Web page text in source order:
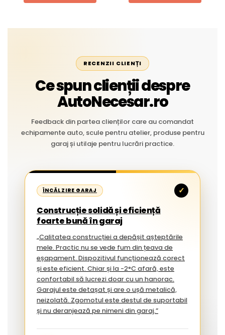
RECENZII CLIENȚI
Ce spun clienții despre
AutoNecesar.ro
Feedback din partea clienților care au comandat
echipamente auto, scule pentru atelier, produse pentru
garaj și utilaje pentru lucrări practice.
ÎNCĂLZIRE GARAJ ✓
Construcție solidă și eficiență
foarte bună în garaj
„Calitatea construcției a depășit așteptările
mele. Practic nu se vede fum din țeava de
eșapament. Dispozitivul funcționează corect
și este eficient. Chiar și la -2°C afară, este
confortabil să lucrezi doar cu un hanorac.
Garajul este detașat și are o ușă metalică,
neizolată. Zgomotul este destul de suportabil
și nu deranjează pe nimeni din garaj.”